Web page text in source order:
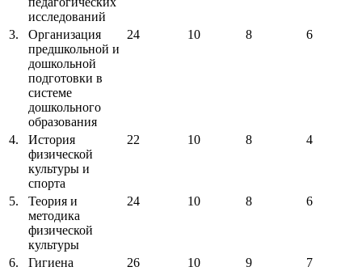
исследований
3.
Организация
предшкольной и
дошкольной
подготовки в
системе
дошкольного
образования
24 10 8 6
4.
История
физической
культуры и
спорта
22 10 8 4
5.
Теория и
методика
физической
культуры
24 10 8 6
6. Гигиена 26 10 9
7